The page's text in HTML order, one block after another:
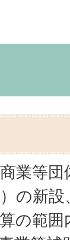
業等
の新
の範